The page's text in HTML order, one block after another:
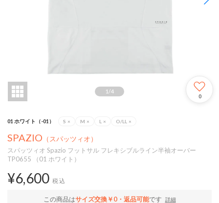
1 /4
0
01 ホワイト（-01） S × M × L × O/LL ×
SPAZIO （スパッツィオ）
スパッツィオ Spazio フットサル フレキシブルライン半袖オーバー
TP0655 （01 ホワイト）
¥6,600 税込
この商品はサイズ交換￥0・返品可能です
詳細